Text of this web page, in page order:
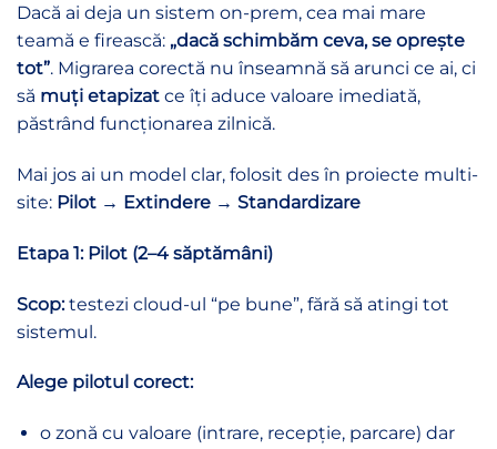
Dacă ai deja un sistem on-prem, cea mai mare
teamă e firească: „dacă schimbăm ceva, se oprește
tot”. Migrarea corectă nu înseamnă să arunci ce ai, ci
să muți etapizat ce îți aduce valoare imediată,
păstrând funcționarea zilnică.
Mai jos ai un model clar, folosit des în proiecte multi-
site: Pilot → Extindere → Standardizare
Etapa 1: Pilot (2–4 săptămâni)
Scop:testezi cloud-ul “pe bune”, fără să atingi tot
sistemul.
Alege pilotul corect:
o zonă cu valoare (intrare, recepție, parcare) dar